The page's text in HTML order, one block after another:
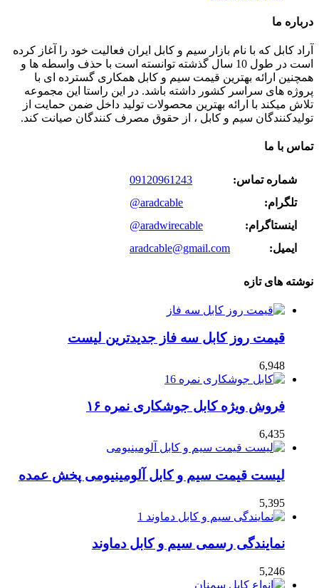
درباره ما
آراد کابل که با نام بازار سیم و کابل ایران فعالیت خود را آغاز کرده
است در طول 10 سال گذشته توانسته است با حذف واسطه ها و
همچنین ارائه بهترین قیمت سیم و کابل همکاری گسترده ای با
پروژه های سراسر کشور داشته باشد. در این راستا این مجموعه
تلاش میکند با ارائه بهترین محصولات تولید داخل ضمن حمایت از
تولیدکنندگان سیم و کابل ، از حقوق مصرف کنندگان صیانت کند.
تماس با ما
شماره تماس:
09120961243
تلگرام:
@aradcable
اینستاگرام:
@aradwirecable
ایمیل:
aradcable@gmail.com
نوشته های تازه
قیمت روز کابل سه فاز جدیدترین لیست
6,948
فروش ویژه کابل جوشکاری نمره ۱۶
6,435
لیست قیمت سیم و کابل آلومینیومی پخش عمده
5,395
نمایندگی رسمی سیم و کابل دماوند
5,246